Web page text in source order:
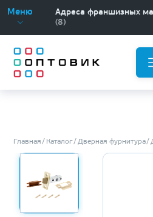
Меню
Адреса франшизных
(8)
Главная Каталог Дверная фурнитура